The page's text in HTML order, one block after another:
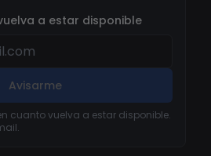
a estar disponible
Avisarme
cuanto vuelva a estar disponible.